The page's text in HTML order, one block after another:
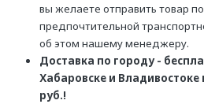
вы желаете отправить товар
предпочтительной
об этом нашему менеджеру.
Доставка по городу -
Хабаровске и Владивостоке
руб.!